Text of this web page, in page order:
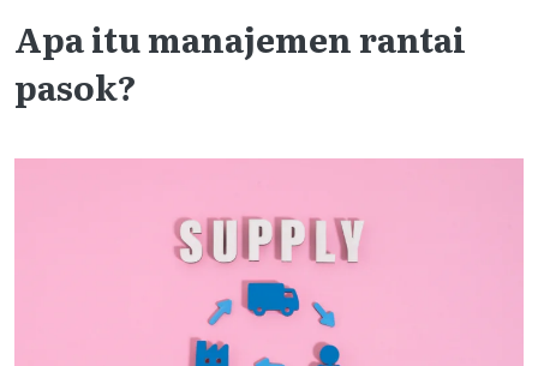
Apa itu manajemen rantai
pasok?